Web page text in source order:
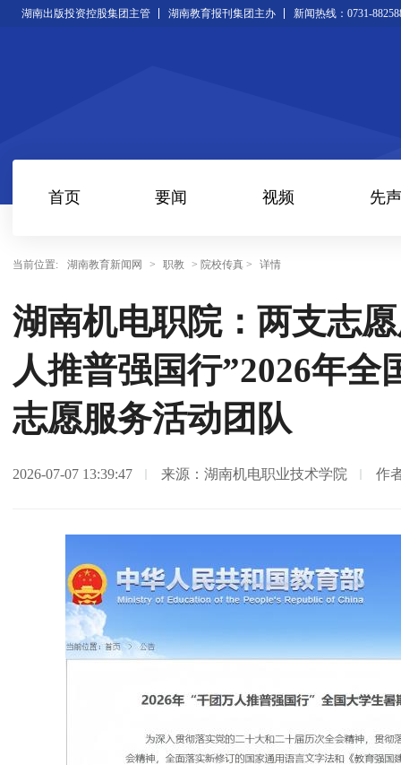
湖南出版投资控股集团主管 湖南教育报刊集团主办 新闻热线：0731-
首页 要闻 视频 先声
当前位置: 湖南教育新闻网 > 职教 > 院校传真 > 详情
湖南机电职院：两支志
人推普强国行”2026年
志愿服务活动团队
2026-07-07 13:39:47 来源：湖南机电职业技术学院 作